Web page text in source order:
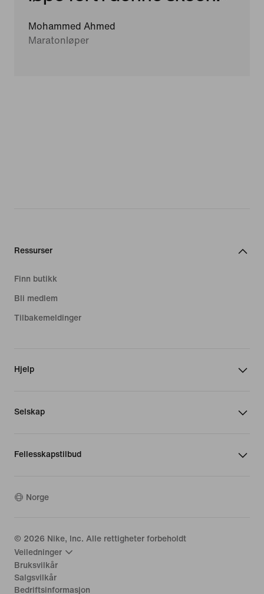
Mohammed Ahmed
Maratonløper
Ressurser
Finn butikk
Bli medlem
Tilbakemeldinger
Hjelp
Selskap
Fellesskapstilbud
Norge
© 2026 Nike, Inc. Alle rettigheter forbeholdt
Veiledninger
Bruksvilkår
Salgsvilkår
Bedriftsinformasjon